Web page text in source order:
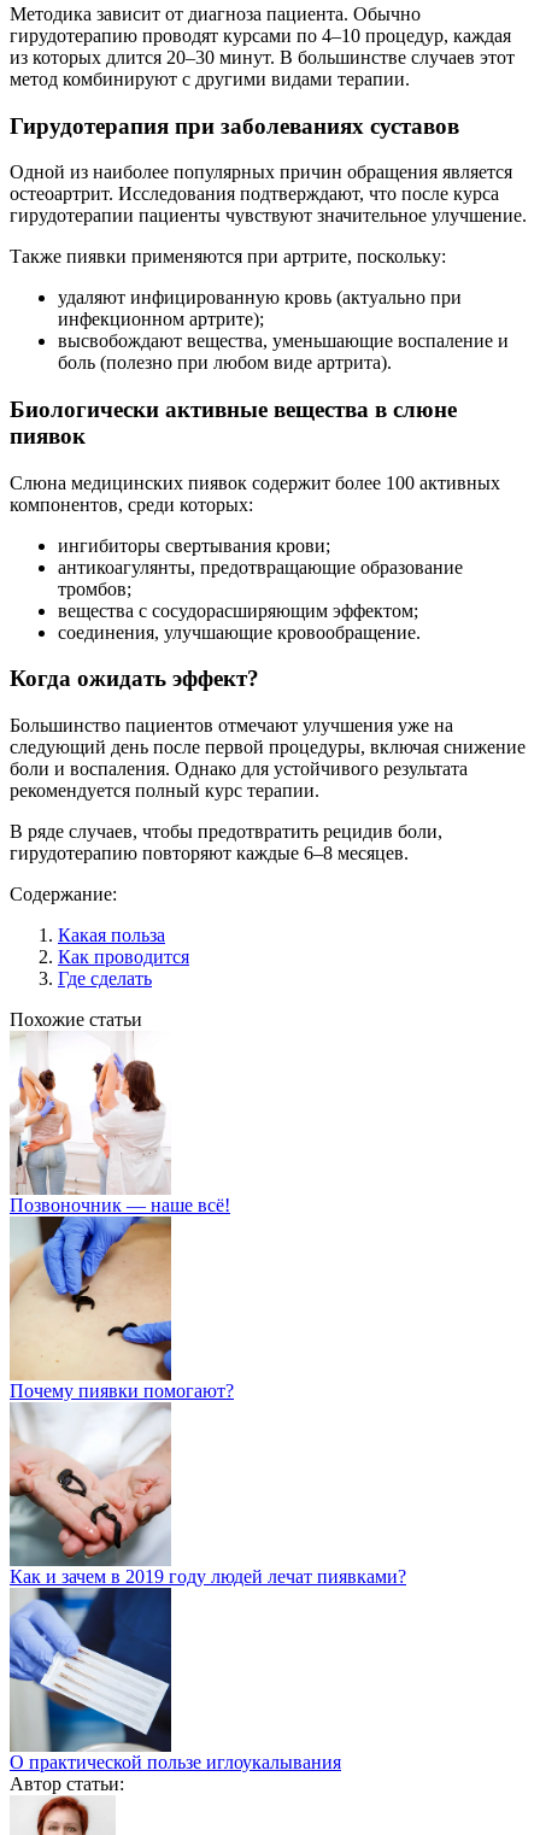
Методика зависит от диагноза пациента. Обычно
гирудотерапию проводят курсами по 4–10 процедур, каждая
из которых длится 20–30 минут. В большинстве случаев этот
метод комбинируют с другими видами терапии.
Гирудотерапия при заболеваниях суставов
Одной из наиболее популярных причин обращения является
остеоартрит. Исследования подтверждают, что после курса
гирудотерапии пациенты чувствуют значительное улучшение.
Также пиявки применяются при артрите, поскольку:
удаляют инфицированную кровь (актуально при
инфекционном артрите);
высвобождают вещества, уменьшающие воспаление и
боль (полезно при любом виде артрита).
Биологически активные вещества в слюне
пиявок
Слюна медицинских пиявок содержит более 100 активных
компонентов, среди которых:
ингибиторы свертывания крови;
антикоагулянты, предотвращающие образование
тромбов;
вещества с сосудорасширяющим эффектом;
соединения, улучшающие кровообращение.
Когда ожидать эффект?
Большинство пациентов отмечают улучшения уже на
следующий день после первой процедуры, включая снижение
боли и воспаления. Однако для устойчивого результата
рекомендуется полный курс терапии.
В ряде случаев, чтобы предотвратить рецидив боли,
гирудотерапию повторяют каждые 6–8 месяцев.
Содержание:
Какая польза
Как проводится
Где сделать
Похожие статьи
Позвоночник — наше всё!
Почему пиявки помогают?
Как и зачем в 2019 году людей лечат пиявками?
О практической пользе иглоукалывания
Автор статьи: